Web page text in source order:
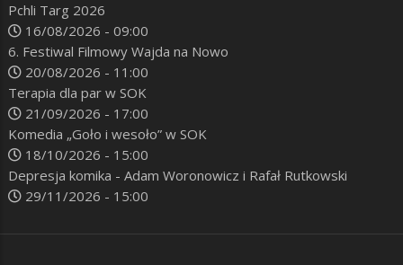
Pchli Targ 2026
16/08/2026 - 09:00
6. Festiwal Filmowy Wajda na Nowo
20/08/2026 - 11:00
Terapia dla par w SOK
21/09/2026 - 17:00
Komedia „Goło i wesoło” w SOK
18/10/2026 - 15:00
Depresja komika - Adam Woronowicz i Rafał Rutkowski
29/11/2026 - 15:00